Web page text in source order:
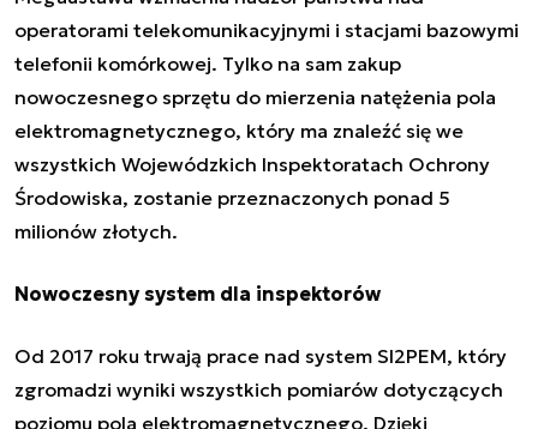
operatorami telekomunikacyjnymi i stacjami bazowymi
telefonii komórkowej. Tylko na sam zakup
nowoczesnego sprzętu do mierzenia natężenia pola
elektromagnetycznego, który ma znaleźć się we
wszystkich Wojewódzkich Inspektoratach Ochrony
Środowiska, zostanie przeznaczonych ponad 5
milionów złotych.
Nowoczesny system dla inspektorów
Od 2017 roku trwają prace nad system SI2PEM, który
zgromadzi wyniki wszystkich pomiarów dotyczących
poziomu pola elektromagnetycznego. Dzięki